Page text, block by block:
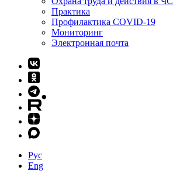
Практика
Профилактика COVID-19
Мониторинг
Электронная почта
Рус
Eng